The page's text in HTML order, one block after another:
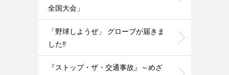
全国大会」
「野球しようぜ」 グローブが届きま
した‼️
『ストップ・ザ・交通事故』～めざ